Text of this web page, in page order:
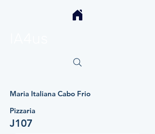
Maria Italiana Cabo Frio
Pizzaria
J107